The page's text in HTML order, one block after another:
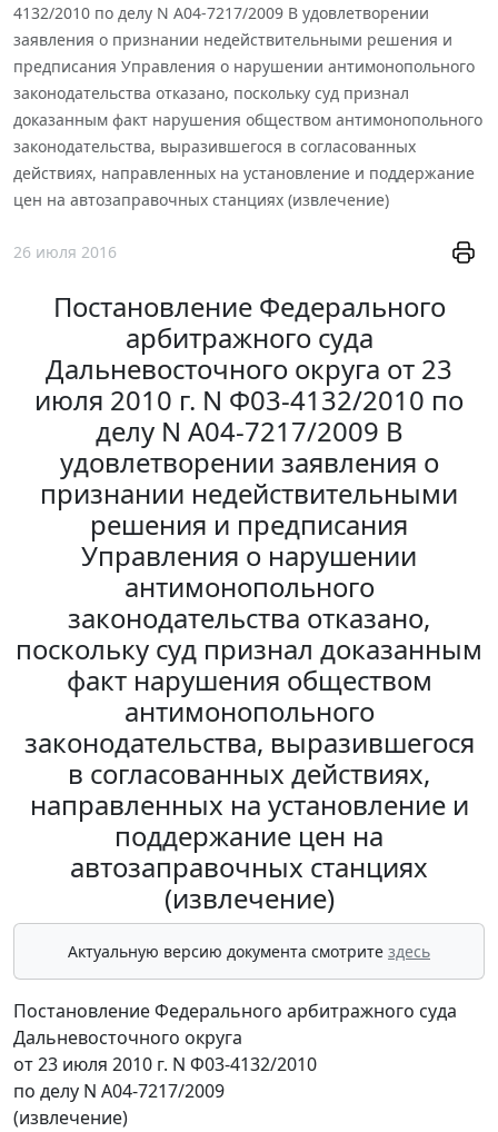
4132/2010 по делу N А04-7217/2009 В удовлетворении
заявления о признании недействительными решения и
предписания Управления о нарушении антимонопольного
законодательства отказано, поскольку суд признал
доказанным факт нарушения обществом антимонопольного
законодательства, выразившегося в согласованных
действиях, направленных на установление и поддержание
цен на автозаправочных станциях (извлечение)
26 июля 2016
Постановление Федерального
арбитражного суда
Дальневосточного округа от 23
июля 2010 г. N Ф03-4132/2010 по
делу N А04-7217/2009 В
удовлетворении заявления о
признании недействительными
решения и предписания
Управления о нарушении
антимонопольного
законодательства отказано,
поскольку суд признал доказанным
факт нарушения обществом
антимонопольного
законодательства, выразившегося
в согласованных действиях,
направленных на установление и
поддержание цен на
автозаправочных станциях
(извлечение)
Актуальную версию документа смотрите здесь
Постановление Федерального арбитражного суда
Дальневосточного округа
от 23 июля 2010 г. N Ф03-4132/2010
по делу N А04-7217/2009
(извлечение)